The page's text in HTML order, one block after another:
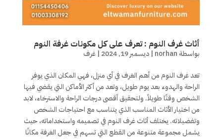
أثاث غرف النوم : تعرف على كل مكونات غرفة النوم
بواسطة norhan
| ديسمبر 19, 2024 | غرف
تعد غرف النوم من أهم الغرف في أي منزل، فهي المكان الذي يوفر
الراحة والهدوء بعد يوم طويل، وتعد من أكثر الأماكن التي يقضي فيها
الشخص وقتًا طويلاً. ولتحقيق أقصى درجات الراحة والاسترخاء، لابد
من اختيار الأثاث المناسب الذي يتناسب مع احتياجات الشخص
وتفضيلاته. يختلف أثاث غرف النوم في تصميمه واستخداماته، حيث
يشمل مجموعة متنوعة من القطع التي تسهم في جعل الغرفة مكانًا